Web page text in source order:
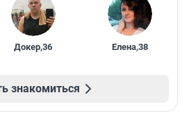
Докер,36 Елена,38
знакомиться